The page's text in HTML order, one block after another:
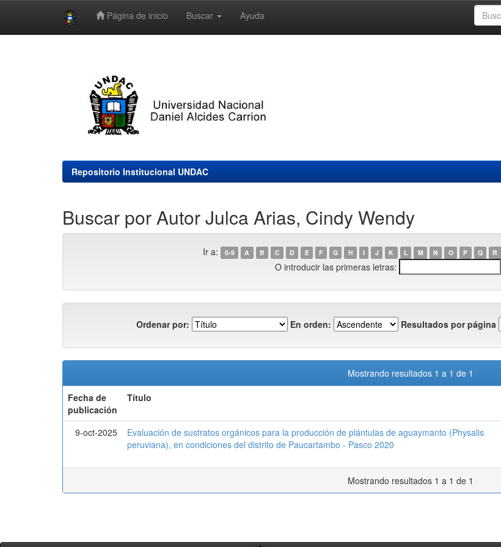
Página de inicio Buscar Ayuda
Repositorio Institucional UNDAC
Buscar por Autor Julca Arias, Cindy Wendy
Ir a: 0-9 A B C D E F G H I J K L M N O P Q R
O introducir las primeras letras:
Ordenar por: En orden: Resultados por página
Mostrando resultados 1 a 1 de 1
Fecha de
publicación
Título
9-oct-2025
Evaluación de sustratos orgánicos para la producción de plántulas de aguaymanto (Physalis
peruviana), en condiciones del distrito de Paucartambo - Pasco 2020
Mostrando resultados 1 a 1 de 1